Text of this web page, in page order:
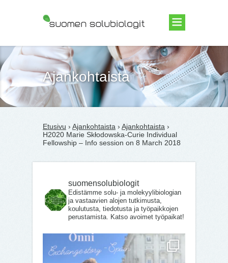
Suomen Solubiologit ry
Ajankohtaista
Etusivu › Ajankohtaista › Ajankohtaista ›
H2020 Marie Skłodowska-Curie Individual
Fellowship – Info session on 8 March 2018
suomensolubiologit
Edistämme solu- ja molekyylibiologian
ja vastaavien alojen tutkimusta,
koulutusta, tiedotusta ja työpaikkojen
perustamista. Katso avoimet työpaikat!